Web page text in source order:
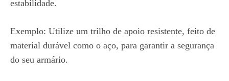
estabilidade.
Exemplo: Utilize um trilho de apoio resistente, feito de
material durável como o aço, para garantir a segurança
do seu armário.